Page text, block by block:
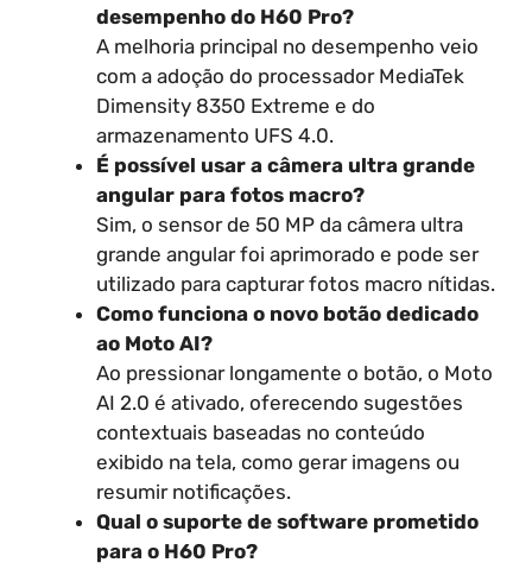
desempenho do H60 Pro?
A melhoria principal no desempenho veio
com a adoção do processador MediaTek
Dimensity 8350 Extreme e do
armazenamento UFS 4.0.
É possível usar a câmera ultra grande
angular para fotos macro?
Sim, o sensor de 50 MP da câmera ultra
grande angular foi aprimorado e pode ser
utilizado para capturar fotos macro nítidas.
Como funciona o novo botão dedicado
ao Moto AI?
Ao pressionar longamente o botão, o Moto
AI 2.0 é ativado, oferecendo sugestões
contextuais baseadas no conteúdo
exibido na tela, como gerar imagens ou
resumir notificações.
Qual o suporte de software prometido
para o H60 Pro?